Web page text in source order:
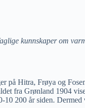
kunnskaper om
på Hitra, Frøya og
fra Grønland 1904
200 år siden.